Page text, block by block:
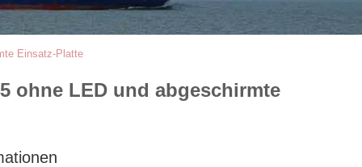
Einsatz-Platte
ohne LED und abgeschirmte